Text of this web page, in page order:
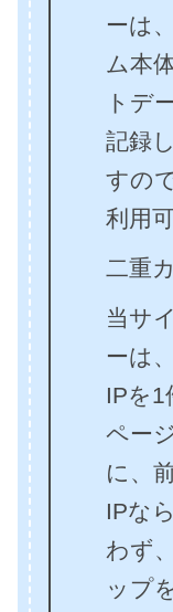
ーは
ム本
トデ
記録
すの
利用
二重
当サ
ーは
IPを1
ペー
に、
IPな
わず
ップ